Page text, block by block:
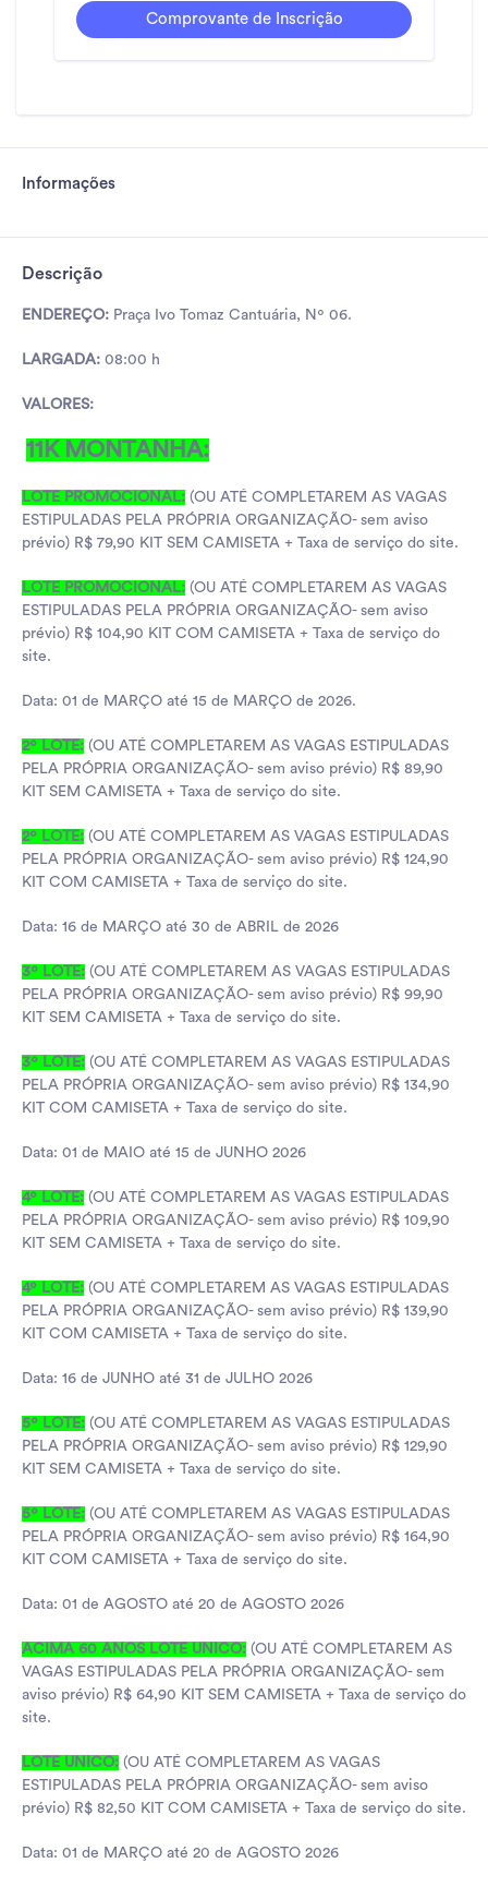
Comprovante de Inscrição
Informações
Descrição
ENDEREÇO: Praça Ivo Tomaz Cantuária, Nº 06.
LARGADA: 08:00 h
VALORES:
11K MONTANHA:
LOTE PROMOCIONAL: (OU ATÉ COMPLETAREM AS VAGAS
ESTIPULADAS PELA PRÓPRIA ORGANIZAÇÃO- sem aviso
prévio) R$ 79,90 KIT SEM CAMISETA + Taxa de serviço do site.
LOTE PROMOCIONAL: (OU ATÉ COMPLETAREM AS VAGAS
ESTIPULADAS PELA PRÓPRIA ORGANIZAÇÃO- sem aviso
prévio) R$ 104,90 KIT COM CAMISETA + Taxa de serviço do
site.
Data: 01 de MARÇO até 15 de MARÇO de 2026.
2º LOTE: (OU ATÉ COMPLETAREM AS VAGAS ESTIPULADAS
PELA PRÓPRIA ORGANIZAÇÃO- sem aviso prévio) R$ 89,90
KIT SEM CAMISETA + Taxa de serviço do site.
2º LOTE: (OU ATÉ COMPLETAREM AS VAGAS ESTIPULADAS
PELA PRÓPRIA ORGANIZAÇÃO- sem aviso prévio) R$ 124,90
KIT COM CAMISETA + Taxa de serviço do site.
Data: 16 de MARÇO até 30 de ABRIL de 2026
3º LOTE: (OU ATÉ COMPLETAREM AS VAGAS ESTIPULADAS
PELA PRÓPRIA ORGANIZAÇÃO- sem aviso prévio) R$ 99,90
KIT SEM CAMISETA + Taxa de serviço do site.
3º LOTE: (OU ATÉ COMPLETAREM AS VAGAS ESTIPULADAS
PELA PRÓPRIA ORGANIZAÇÃO- sem aviso prévio) R$ 134,90
KIT COM CAMISETA + Taxa de serviço do site.
Data: 01 de MAIO até 15 de JUNHO 2026
4º LOTE: (OU ATÉ COMPLETAREM AS VAGAS ESTIPULADAS
PELA PRÓPRIA ORGANIZAÇÃO- sem aviso prévio) R$ 109,90
KIT SEM CAMISETA + Taxa de serviço do site.
4º LOTE: (OU ATÉ COMPLETAREM AS VAGAS ESTIPULADAS
PELA PRÓPRIA ORGANIZAÇÃO- sem aviso prévio) R$ 139,90
KIT COM CAMISETA + Taxa de serviço do site.
Data: 16 de JUNHO até 31 de JULHO 2026
5º LOTE: (OU ATÉ COMPLETAREM AS VAGAS ESTIPULADAS
PELA PRÓPRIA ORGANIZAÇÃO- sem aviso prévio) R$ 129,90
KIT SEM CAMISETA + Taxa de serviço do site.
5º LOTE: (OU ATÉ COMPLETAREM AS VAGAS ESTIPULADAS
PELA PRÓPRIA ORGANIZAÇÃO- sem aviso prévio) R$ 164,90
KIT COM CAMISETA + Taxa de serviço do site.
Data: 01 de AGOSTO até 20 de AGOSTO 2026
ACIMA 60 ANOS LOTE UNICO: (OU ATÉ COMPLETAREM AS
VAGAS ESTIPULADAS PELA PRÓPRIA ORGANIZAÇÃO- sem
aviso prévio) R$ 64,90 KIT SEM CAMISETA + Taxa de serviço do
site.
LOTE UNICO: (OU ATÉ COMPLETAREM AS VAGAS
ESTIPULADAS PELA PRÓPRIA ORGANIZAÇÃO- sem aviso
prévio) R$ 82,50 KIT COM CAMISETA + Taxa de serviço do site.
Data: 01 de MARÇO até 20 de AGOSTO 2026